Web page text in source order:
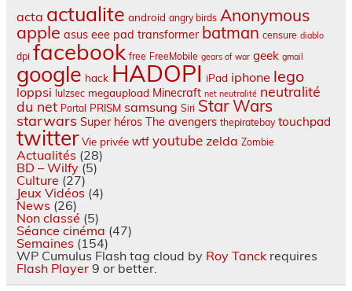
acta actualite android angry birds Anonymous
apple asus eee pad transformer batman censure diablo
dpi facebook free FreeMobile gears of war geek gmail
google hack HADOPI iPad iphone lego
loppsi lulzsec megaupload Minecraft net neutralité neutralité
du net Portal PRISM samsung Siri Star Wars
starwars Super héros The avengers thepiratebay touchpad
twitter Vie privée wtf youtube zelda Zombie
Actualités (28)
BD – Wilfy(5)
Culture (27)
Jeux Vidéos (4)
News (26)
Non classé (5)
Séance cinéma (47)
Semaines (154)
WP Cumulus Flash tag cloud by Roy Tanckrequires
Flash Player9 or better.